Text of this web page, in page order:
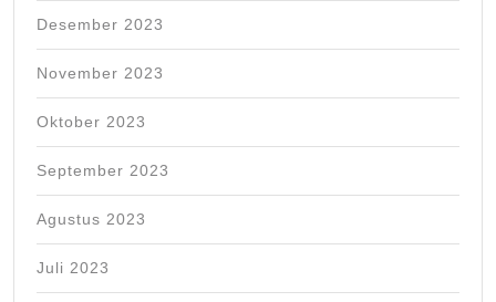
Desember 2023
November 2023
Oktober 2023
September 2023
Agustus 2023
Juli 2023